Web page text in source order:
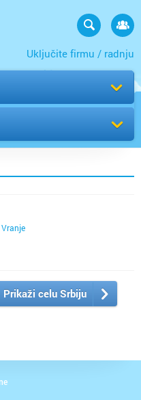
Uključite firmu / radnju
Vranje
Prikaži celu Srbiju